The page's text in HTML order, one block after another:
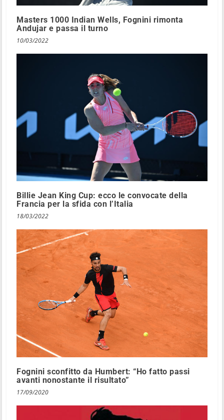
Masters 1000 Indian Wells, Fognini rimonta
Andujar e passa il turno
10/03/2022
Billie Jean King Cup: ecco le convocate della
Francia per la sfida con l’Italia
18/03/2022
Fognini sconfitto da Humbert: “Ho fatto passi
avanti nonostante il risultato”
17/09/2020